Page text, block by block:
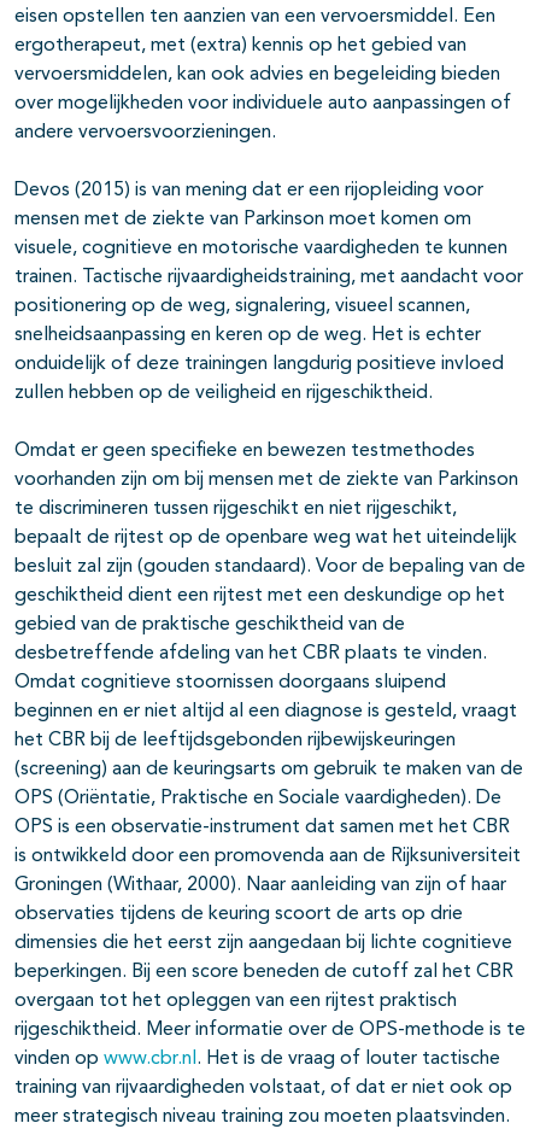
eisen opstellen ten aanzien van een vervoersmiddel. Een
ergotherapeut, met (extra) kennis op het gebied van
vervoersmiddelen, kan ook advies en begeleiding bieden
over mogelijkheden voor individuele auto aanpassingen of
andere vervoersvoorzieningen.
Devos (2015) is van mening dat er een rijopleiding voor
mensen met de ziekte van Parkinson moet komen om
visuele, cognitieve en motorische vaardigheden te kunnen
trainen. Tactische rijvaardigheidstraining, met aandacht voor
positionering op de weg, signalering, visueel scannen,
snelheidsaanpassing en keren op de weg. Het is echter
onduidelijk of deze trainingen langdurig positieve invloed
zullen hebben op de veiligheid en rijgeschiktheid.
Omdat er geen specifieke en bewezen testmethodes
voorhanden zijn om bij mensen met de ziekte van Parkinson
te discrimineren tussen rijgeschikt en niet rijgeschikt,
bepaalt de rijtest op de openbare weg wat het uiteindelijk
besluit zal zijn (gouden standaard). Voor de bepaling van de
geschiktheid dient een rijtest met een deskundige op het
gebied van de praktische geschiktheid van de
desbetreffende afdeling van het CBR plaats te vinden.
Omdat cognitieve stoornissen doorgaans sluipend
beginnen en er niet altijd al een diagnose is gesteld, vraagt
het CBR bij de leeftijdsgebonden rijbewijskeuringen
(screening) aan de keuringsarts om gebruik te maken van de
OPS (Oriëntatie, Praktische en Sociale vaardigheden). De
OPS is een observatie-instrument dat samen met het CBR
is ontwikkeld door een promovenda aan de Rijksuniversiteit
Groningen (Withaar, 2000). Naar aanleiding van zijn of haar
observaties tijdens de keuring scoort de arts op drie
dimensies die het eerst zijn aangedaan bij lichte cognitieve
beperkingen. Bij een score beneden de cutoff zal het CBR
overgaan tot het opleggen van een rijtest praktisch
rijgeschiktheid. Meer informatie over de OPS-methode is te
vinden op www.cbr.nl . Het is de vraag of louter tactische
training van rijvaardigheden volstaat, of dat er niet ook op
meer strategisch niveau training zou moeten plaatsvinden.